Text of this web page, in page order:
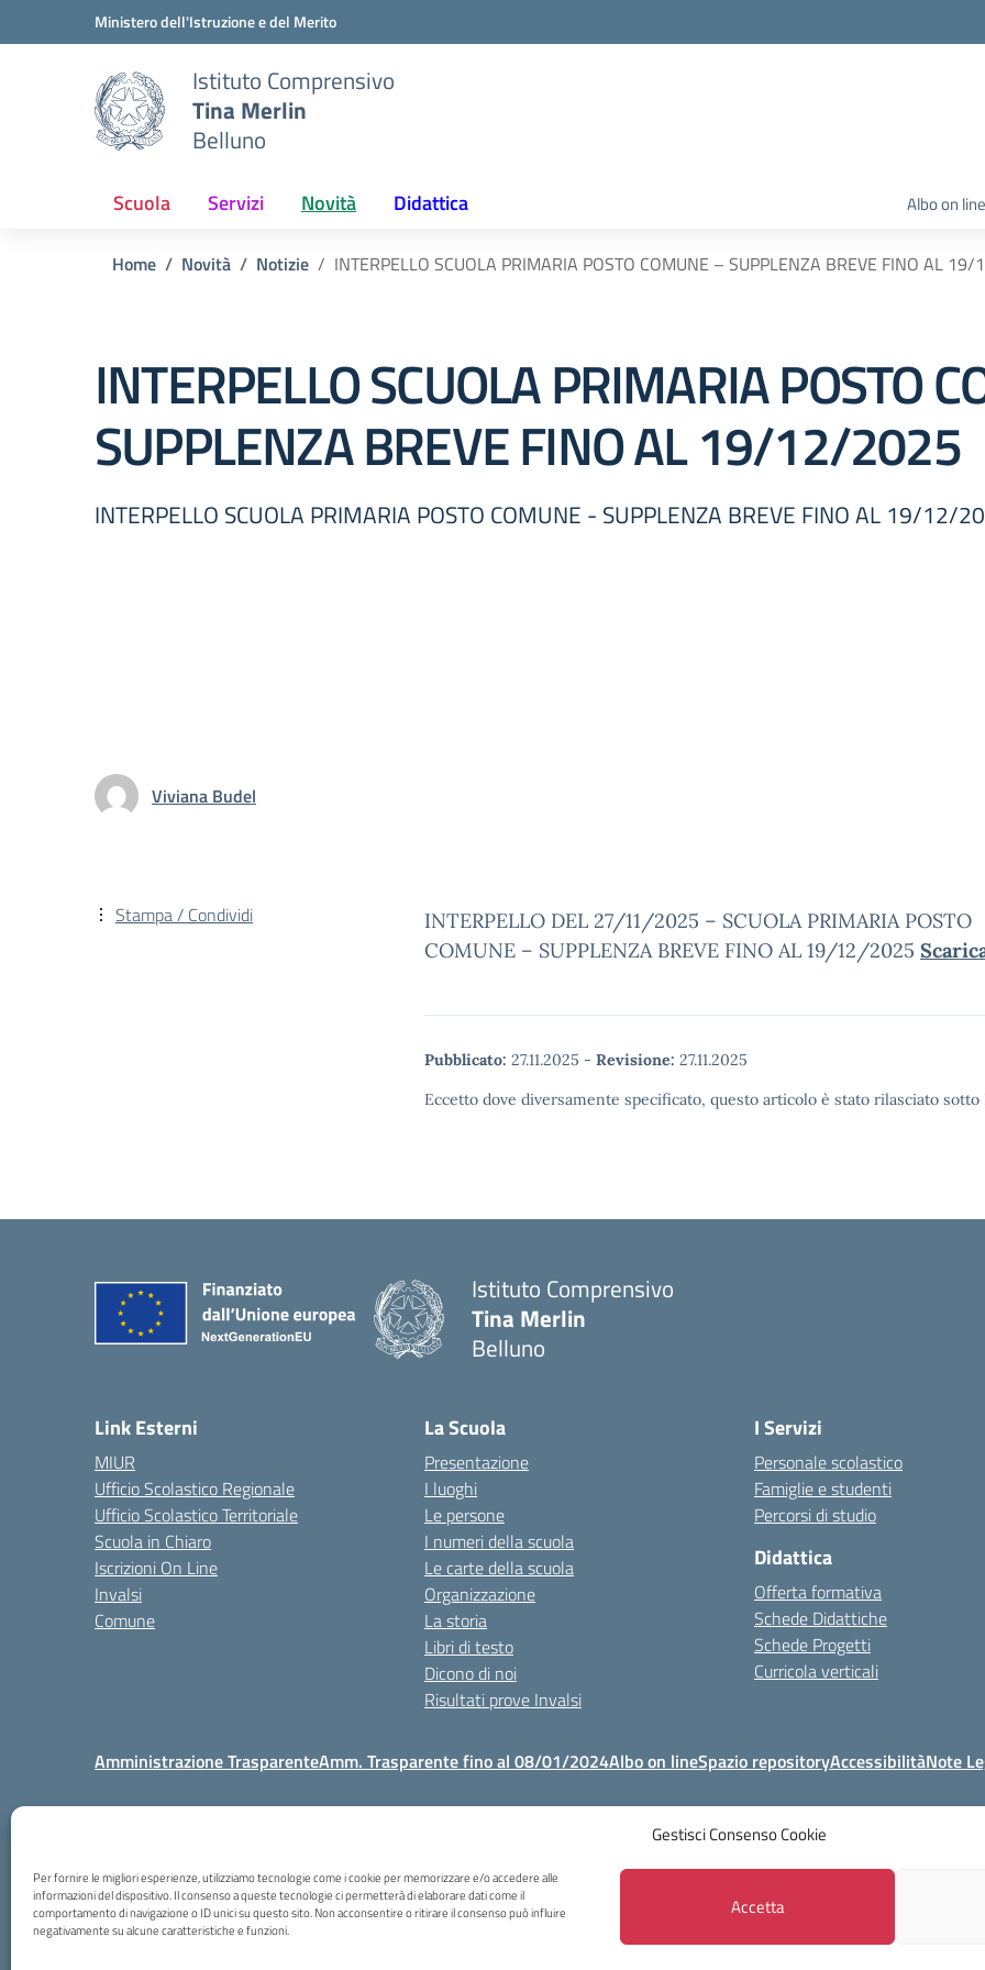
Gestisci Consenso Cookie
Per fornire le migliori esperienze, utilizziamo tecnologie come i cookie per memorizzare e/o accedere alle
informazioni del dispositivo. Il consenso a queste tecnologie ci permetterà di elaborare dati come il
comportamento di navigazione o ID unici su questo sito. Non acconsentire o ritirare il consenso può influire
negativamente su alcune caratteristiche e funzioni.
Accetta
Vai ai contenuti
Vai al menu di navigazioneMinistero dell'Istruzione e del Merito
Istituto Comprensivo
Tina Merlin
Belluno
Scuola Servizi Novità Didattica Albo on line
Home Novità Notizie INTERPELLO SCUOLA PRIMARIA POSTO COMUNE – SUPPLENZA BREVE FINO AL
INTERPELLO SCUOLA PRIMARIA POSTO
SUPPLENZA BREVE FINO AL 19/12/2025
INTERPELLO SCUOLA PRIMARIA POSTO COMUNE - SUPPLENZA BREVE FINO AL 19/12/
Viviana Budel
INTERPELLO DEL 27/11/2025 – SCUOLA PRIMARIA POSTO
COMUNE – SUPPLENZA BREVE FINO AL 19/12/2025
Pubblicato: 27.11.2025 - Revisione: 27.11.2025
Eccetto dove diversamente specificato, questo articolo è stato rilasciato
Stampa / Condividi
Istituto Comprensivo
Tina Merlin
Belluno
Link Esterni
MIUR
Ufficio Scolastico Regionale
Ufficio Scolastico Territoriale
Scuola in Chiaro
Iscrizioni On Line
Invalsi
Comune
La Scuola
Presentazione
I luoghi
Le persone
I numeri della scuola
Le carte della scuola
Organizzazione
La storia
Libri di testo
Dicono di noi
Risultati prove Invalsi
I Servizi
Personale scolastico
Famiglie e studenti
Percorsi di studio
Didattica
Offerta formativa
Schede Didattiche
Schede Progetti
Curricola verticali
Amministrazione TrasparenteAmm. Trasparente fino al 08/01/2024Albo on lineSpazio repositoryAccessibilitàNote
Copyright 2023 - I.C Tina Merlin - Belluno
Via Bortolo Castellani, 40 32100 Belluno - Tel +39 0437931814 - Mail: